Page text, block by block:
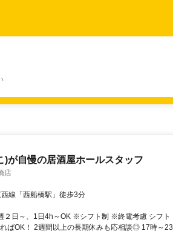
)が自慢の居酒屋ホールスタッフ
店
線「西船橋駅」徒歩3分
２日～、1日4h～OK ※シフト制 ※終電考慮 シフト
ばOK！ 2週間以上の長期休みも応相談◎ 17時～23